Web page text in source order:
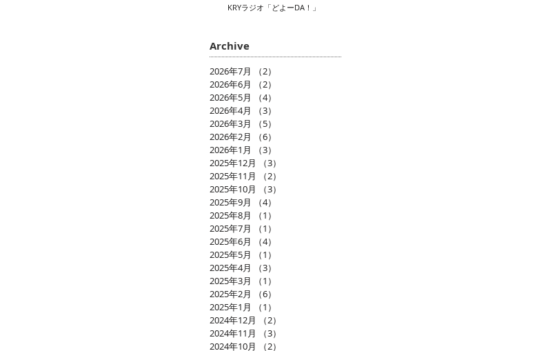
KRYラジオ「どよーDA！」
Archive
2026年7月 （2）
2026年6月
（2）
2026年5月
（4）
2026年4月
（3）
2026年3月
（5）
2026年2月
（6）
2026年1月
（3）
2025年12月
（3）
2025年11月
（2）
2025年10月
（3）
2025年9月
（4）
2025年8月
（1）
2025年7月
（1）
2025年6月
（4）
2025年5月
（1）
2025年4月
（3）
2025年3月
（1）
2025年2月
（6）
2025年1月
（1）
2024年12月
（2）
2024年11月
（3）
2024年10月
（2）